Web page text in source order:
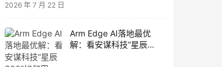
2026 年 7 月 22 日
Arm Edge AI落地最优
解：看安谋科技“星辰